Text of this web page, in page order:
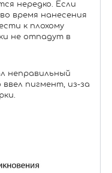
нередко. Если
время нанесения
к плохому
не отпадут в
неправильный
ввел пигмент, из-за